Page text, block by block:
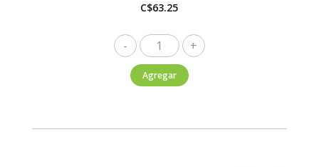
C$63.25
Vitalit
Kids
Sabor
Agregar